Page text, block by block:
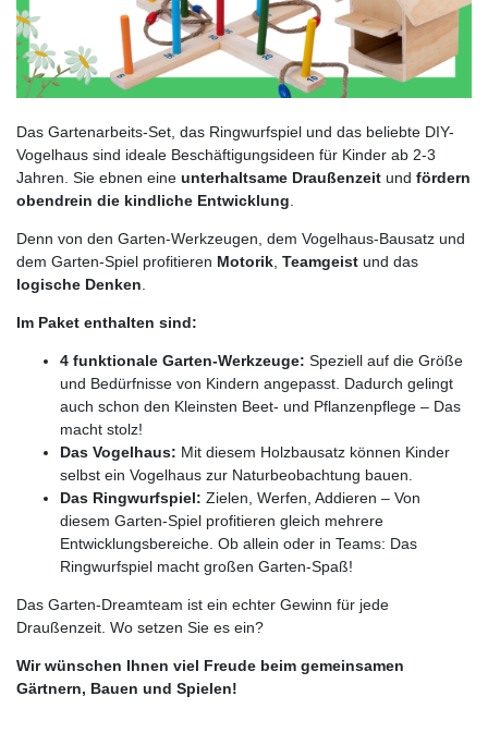
Das Gartenarbeits-Set, das Ringwurfspiel und das beliebte DIY-
Vogelhaus sind ideale Beschäftigungsideen für Kinder ab 2-3
Jahren. Sie ebnen eine unterhaltsame Draußenzeit und fördern
obendrein die kindliche Entwicklung
Denn von den Garten-Werkzeugen, dem Vogelhaus-Bausatz und
dem Garten-Spiel profitieren Motorik Teamgeist und das
logische Denken
Im Paket enthalten sind:
4 funktionale Garten-Werkzeuge: Speziell auf die Größe
und Bedürfnisse von Kindern angepasst. Dadurch gelingt
auch schon den Kleinsten Beet- und Pflanzenpflege – Das
macht stolz!
Das Vogelhaus: Mit diesem Holzbausatz können Kinder
selbst ein Vogelhaus zur Naturbeobachtung bauen.
Das Ringwurfspiel: Zielen, Werfen, Addieren – Von
diesem Garten-Spiel profitieren gleich mehrere
Entwicklungsbereiche. Ob allein oder in Teams: Das
Ringwurfspiel macht großen Garten-Spaß!
Das Garten-Dreamteam ist ein echter Gewinn für jede
Draußenzeit. Wo setzen Sie es ein?
Wir wünschen Ihnen viel Freude beim gemeinsamen
Gärtnern, Bauen und Spielen!